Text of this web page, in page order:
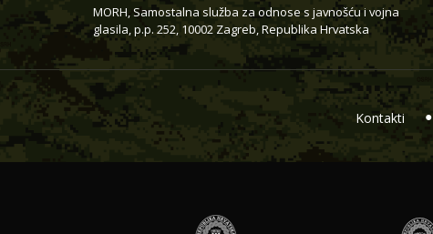
MORH, Samostalna služba za odnose s javnošću i vojna
glasila, p.p. 252, 10002 Zagreb, Republika Hrvatska
Kontakti